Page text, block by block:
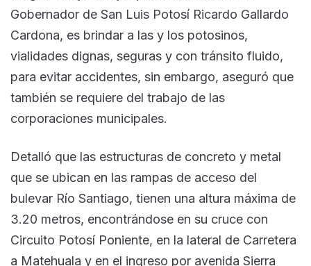
Gobernador de San Luis Potosí Ricardo Gallardo
Cardona, es brindar a las y los potosinos,
vialidades dignas, seguras y con tránsito fluido,
para evitar accidentes, sin embargo, aseguró que
también se requiere del trabajo de las
corporaciones municipales.
Detalló que las estructuras de concreto y metal
que se ubican en las rampas de acceso del
bulevar Río Santiago, tienen una altura máxima de
3.20 metros, encontrándose en su cruce con
Circuito Potosí Poniente, en la lateral de Carretera
a Matehuala y en el ingreso por avenida Sierra